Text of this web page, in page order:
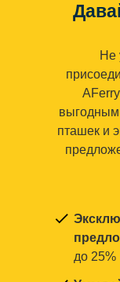
Давайте оставаться на
Не
пташек и
до 25%